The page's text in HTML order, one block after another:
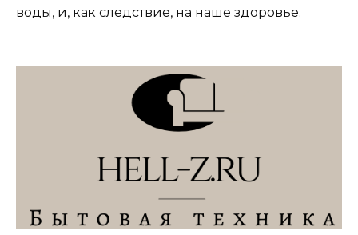
воды, и, как следствие, на наше здоровье.